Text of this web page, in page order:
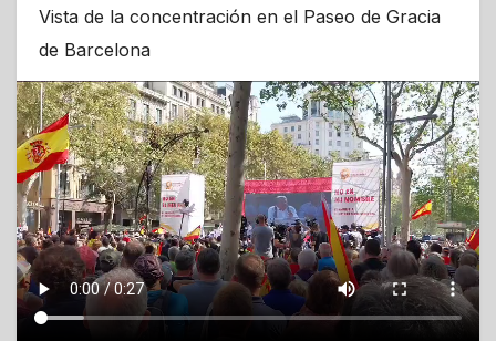
Vista de la concentración en el Paseo de Gracia
de Barcelona